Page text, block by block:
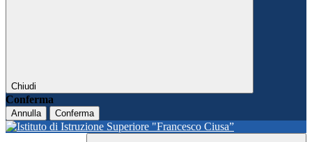
Chiudi
Conferma
Annulla Conferma